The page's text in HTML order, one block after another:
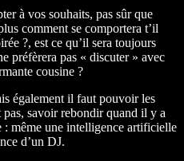
à vos souhaits, pas sûr que
comment se comportera t’il
?, est ce qu’il sera toujours
préfèrera pas « discuter » avec
cousine ?
également il faut pouvoir les
savoir rebondir quand il y a
: même une intelligence artificielle
d’un DJ.